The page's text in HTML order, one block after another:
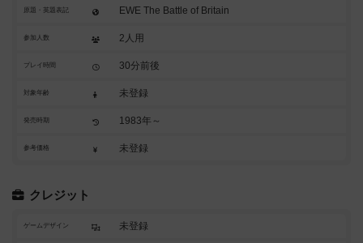
原題・英題表記 EWE The Battle of Britain
参加人数 2人用
プレイ時間 30分前後
対象年齢 未登録
発売時期 1983年～
参考価格 未登録
クレジット
ゲームデザイン 未登録